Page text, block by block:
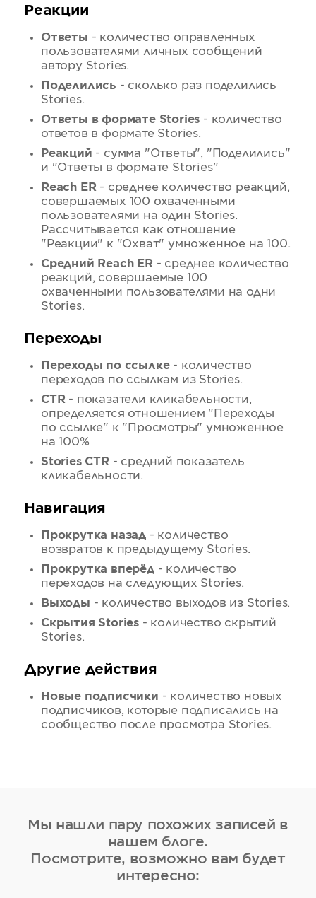
Реакции
Ответы - количество оправленных
пользователями личных сообщений
автору Stories.
Поделились - сколько раз поделились
Stories.
Ответы в формате Stories - количество
ответов в формате Stories.
Реакций - сумма "Ответы", "Поделились"
и "Ответы в формате Stories"
Reach ER - среднее количество реакций,
совершаемых 100 охваченными
пользователями на один Stories.
Рассчитывается как отношение
"Реакции" к "Охват" умноженное на 100.
Средний Reach ER - среднее количество
реакций, совершаемые 100
охваченными пользователями на одни
Stories.
Переходы
Переходы по ссылке- количество
переходов по ссылкам из Stories.
CTR - показатели кликабельности,
определяется отношением "Переходы
по ссылке" к "Просмотры" умноженное
на 100%
Stories CTR - средний показатель
кликабельности.
Навигация
Прокрутка назад - количество
возвратов к предыдущему Stories.
Прокрутка вперёд- количество
переходов на следующих Stories.
Выходы - количество выходов из Stories.
Скрытия Stories - количество скрытий
Stories.
Другие действия
Новые подписчики - количество новых
подписчиков, которые подписались на
сообщество после просмотра Stories.
Мы нашли пару похожих записей в
нашем блоге.
Посмотрите, возможно вам будет
интересно: